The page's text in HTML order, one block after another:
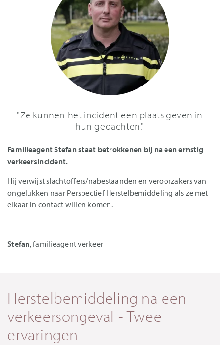
"Ze kunnen het incident een plaats geven in
hun gedachten."
Familieagent Stefan staat betrokkenen bij na een ernstig
verkeersincident.
Hij verwijst slachtoffers/nabestaanden en veroorzakers van
ongelukken naar Perspectief Herstelbemiddeling als ze met
elkaar in contact willen komen.
Stefan, familieagent verkeer
Herstelbemiddeling na een
verkeersongeval - Twee
ervaringen